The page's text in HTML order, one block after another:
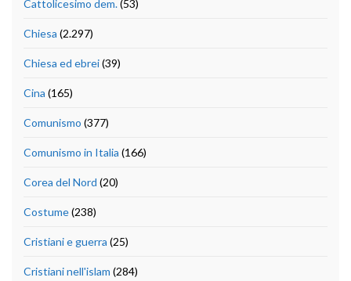
Cattolicesimo dem.(53)
Chiesa (2.297)
Chiesa ed ebrei(39)
Cina (165)
Comunismo (377)
Comunismo in Italia (166)
Corea del Nord (20)
Costume(238)
Cristiani e guerra (25)
Cristiani nell'islam (284)